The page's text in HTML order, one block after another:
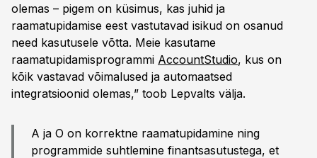
olemas – pigem on küsimus, kas juhid ja
raamatupidamise eest vastutavad isikud on osanud
need kasutusele võtta. Meie kasutame
raamatupidamisprogrammi AccountStudio, kus on
kõik vastavad võimalused ja automaatsed
integratsioonid olemas,” toob Lepvalts välja.
A ja O on korrektne raamatupidamine ning
programmide suhtlemine finantsasutustega, et